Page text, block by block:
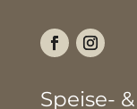
Speise-